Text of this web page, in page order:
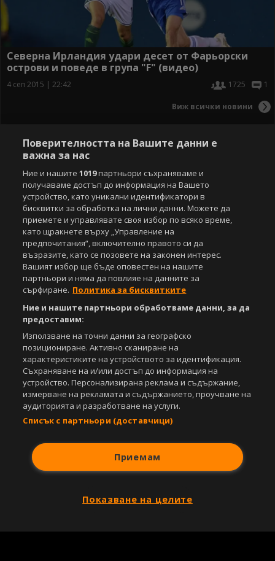
Северна Ирландия удари десет от Фарьорски
острови и поведе в група "F" (видео)
4 сеп 2015 | 22:42 1725 1
Виж всички новини
Поверителността на Вашите данни е
важна за нас
Ние и нашите1019партньори съхраняваме и
получаваме достъп до информация на Вашето
устройство, като уникални идентификатори в
бисквитки за обработка на лични данни. Можете да
приемете и управлявате своя избор по всяко време,
като щракнете върху „Управление на
предпочитания“, включително правото си да
възразите, като се позовете на законен интерес.
Вашият избор ще бъде оповестен на нашите
партньори и няма да повлияе на данните за
сърфиране. Политика за бисквитките
Ние и нашите партньори обработваме данни, за да
предоставим:
Използване на точни данни за географско
позициониране. Активно сканиране на
характеристиките на устройството за идентификация.
Съхраняване на и/или достъп до информация на
устройство. Персонализирана реклама и съдържание,
измерване на рекламата и съдържанието, проучване на
аудиторията и разработване на услуги.
Списък с партньори (доставчици)
Приемам
Показване на целите